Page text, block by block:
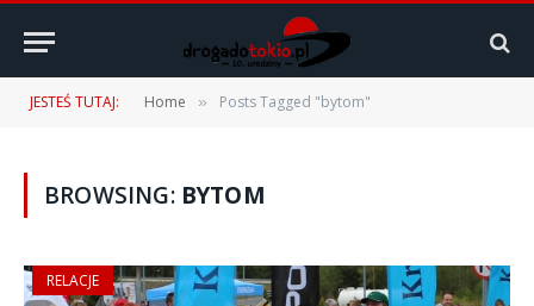
JESTEŚ TUTAJ: Home » Posts Tagged "bytom"
BROWSING: BYTOM
RELACJE